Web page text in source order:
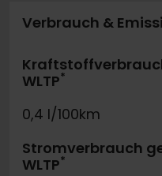
Verbrauch &
WLTP*
0,4 l/100km
Stromverbrauch
WLTP*